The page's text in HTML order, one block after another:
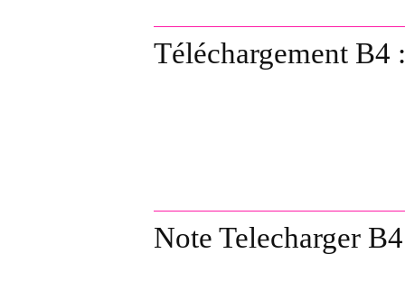
Téléchargement B4 :
Note Telecharger